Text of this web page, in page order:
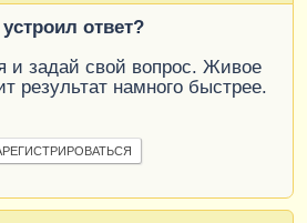
ответ?
и задай свой вопрос. Живое
результат намного быстрее.